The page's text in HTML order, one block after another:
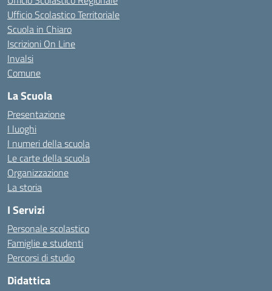
Ufficio Scolastico Territoriale
Scuola in Chiaro
Iscrizioni On Line
Invalsi
Comune
La Scuola
Presentazione
I luoghi
I numeri della scuola
Le carte della scuola
Organizzazione
La storia
I Servizi
Personale scolastico
Famiglie e studenti
Percorsi di studio
Didattica